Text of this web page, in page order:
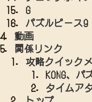
G
パズルピース9
動画
関係リンク
攻略クイック
KONG、
タイムア